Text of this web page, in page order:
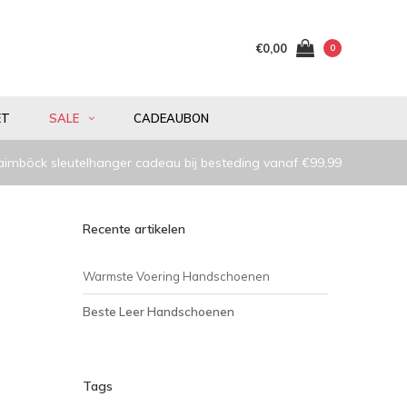
€0,00 0
SALE CADEAUBON
sleutelhanger cadeau bij besteding vanaf €99,99
Recente artikelen
Warmste Voering Handschoenen
Beste Leer Handschoenen
Tags